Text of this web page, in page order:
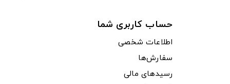
حساب کاربری شما
اطلاعات شخصی
سفارش‌ها
رسیدهای مالی